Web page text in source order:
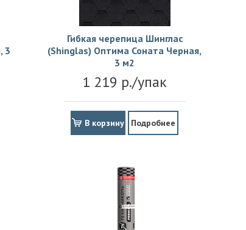
3
Гибкая черепица Шинглас
(Shinglas) Оптима Соната Черная,
3 м2
1 219 р./упак
В корзину Подробнее